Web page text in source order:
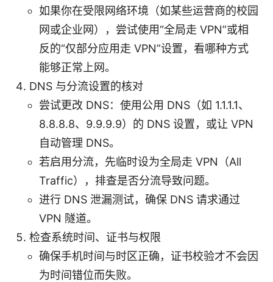
如果你在受限网络环境（如某些运营商的校园
网或企业网），尝试使用“全局走 VPN”或相
反的“仅部分应用走 VPN”设置，看哪种方式
能够正常上网。
DNS 与分流设置的核对
尝试更改 DNS：使用公用 DNS（如 1.1.1.1、
8.8.8.8、9.9.9.9）的 DNS 设置，或让 VPN
自动管理 DNS。
若启用分流，先临时设为全局走 VPN（All
Traffic），排查是否分流导致问题。
进行 DNS 泄漏测试，确保 DNS 请求通过
VPN 隧道。
检查系统时间、证书与权限
确保手机时间与时区正确，证书校验才不会因
为时间错位而失败。